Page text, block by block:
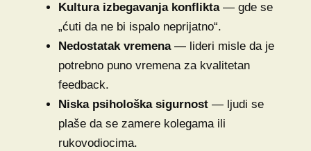
Kultura izbegavanja konflikta— gde se
„ćuti da ne bi ispalo neprijatno“.
Nedostatak vremena— lideri misle da je
potrebno puno vremena za kvalitetan
feedback.
Niska psihološka sigurnost— ljudi se
plaše da se zamere kolegama ili
rukovodiocima.